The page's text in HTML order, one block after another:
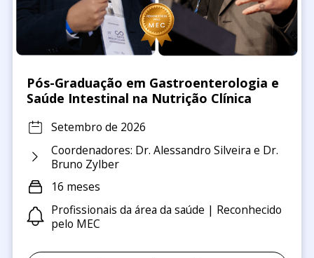
Pós-Graduação em Gastroenterologia e
Saúde Intestinal na Nutrição Clínica
Setembro de 2026
Coordenadores: Dr. Alessandro Silveira e Dr.
Bruno Zylber
16 meses
Profissionais da área da saúde | Reconhecido
pelo MEC